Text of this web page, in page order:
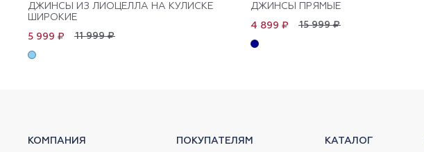
ДЖИНСЫ ИЗ ЛИОЦЕЛЛА НА КУЛИСКЕ
ШИРОКИЕ
11 999 ₽
5 999 ₽
ДЖИНСЫ ПРЯМЫЕ
15 999 ₽
4 899 ₽
КОМПАНИЯ ПОКУПАТЕЛЯМ КАТАЛОГ